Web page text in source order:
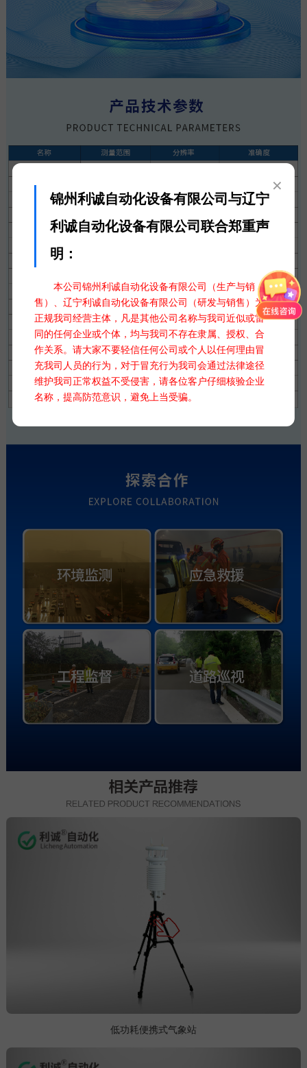
×
锦州利诚自动化设备有限公司与辽宁
利诚自动化设备有限公司联合郑重声
明：
本公司锦州利诚自动化设备有限公司（生产与销
售）、辽宁利诚自动化设备有限公司（研发与销售）为
正规我司经营主体，凡是其他公司名称与我司近似或雷
同的任何企业或个体，均与我司不存在隶属、授权、合
作关系。请大家不要轻信任何公司或个人以任何理由冒
充我司人员的行为，对于冒充行为我司会通过法律途径
维护我司正常权益不受侵害，请各位客户仔细核验企业
名称，提高防范意识，避免上当受骗。
低功耗便携式气象站